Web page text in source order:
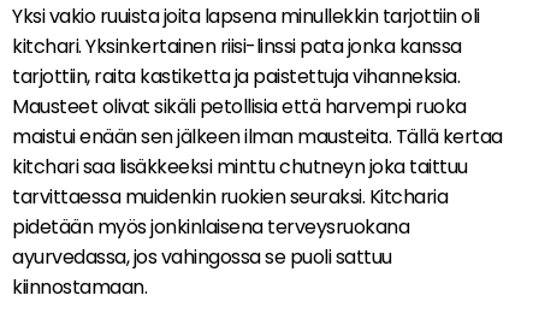
Yksi vakio ruuista joita lapsena minullekkin tarjottiin oli
kitchari. Yksinkertainen riisi-linssi pata jonka kanssa
tarjottiin, raita kastiketta ja paistettuja vihanneksia.
Mausteet olivat sikäli petollisia että harvempi ruoka
maistui enään sen jälkeen ilman mausteita. Tällä kertaa
kitchari saa lisäkkeeksi minttu chutneyn joka taittuu
tarvittaessa muidenkin ruokien seuraksi. Kitcharia
pidetään myös jonkinlaisena terveysruokana
ayurvedassa, jos vahingossa se puoli sattuu
kiinnostamaan.